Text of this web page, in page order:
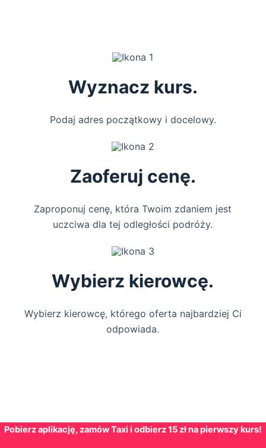
Wyznacz kurs.
Podaj adres początkowy i docelowy.
Zaoferuj cenę.
Zaproponuj cenę, która Twoim zdaniem jest
uczciwa dla tej odległości podróży.
Wybierz kierowcę.
Wybierz kierowcę, którego oferta najbardziej Ci
odpowiada.
Pobierz aplikację, zamów Taxi i odbierz 15 zł na pierwszy kurs!